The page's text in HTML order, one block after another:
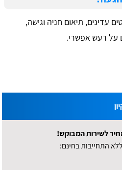
עדינים, תיאום חניה וגישה,
על רעש אפשרי.
לשירות המבוקש!